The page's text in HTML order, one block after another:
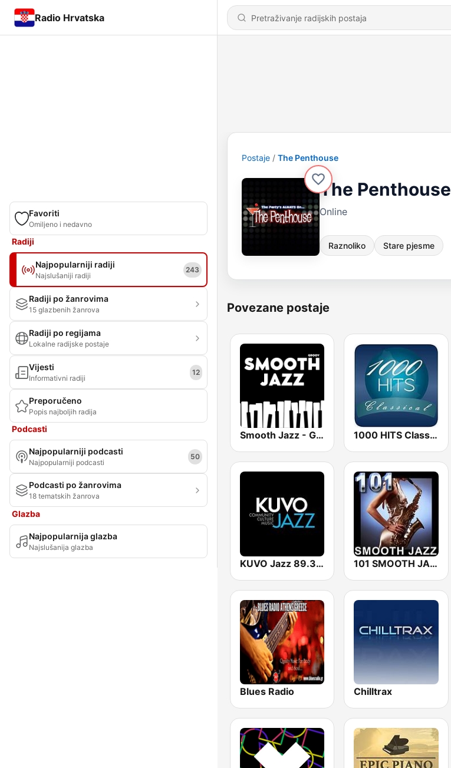
Radio Hrvatska
Favoriti
Omiljeno i nedavno
Radiji
Najpopularniji radiji
Najslušaniji radiji
243
Radiji po žanrovima
15 glazbenih žanrova
Radiji po regijama
Lokalne radijske postaje
Vijesti
Informativni radiji
12
Preporučeno
Popis najboljih radija
Podcasti
Najpopularniji podcasti
Najpopularniji podcasti
50
Podcasti po žanrovima
18 tematskih žanrova
Glazba
Najpopularnija glazba
Najslušanija glazba
Postaje The Penthouse
The Penthouse
Online
Raznoliko Stare pjesme
Povezane postaje
Smooth Jazz - Groov 1000 HITS Classical Music
KUVO Jazz 89.3 FM 101 SMOOTH JAZZ
Blues Radio Chilltrax